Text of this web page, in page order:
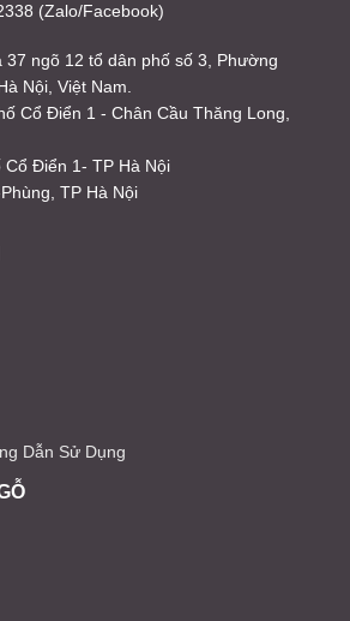
(Zalo/Facebook)
37 ngõ 12 tổ dân phố số 3, Phường
Nội, Việt Nam.
Cổ Điển 1 - Chân Cầu Thăng Long,
Cổ Điển 1- TP Hà Nội
TP Hà Nội
Dẫn Sử Dụng